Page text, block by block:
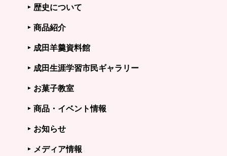
歴史について
商品紹介
成田羊羹資料館
成田生涯学習市民ギャラリー
お菓子教室
商品・イベント情報
お知らせ
メディア情報